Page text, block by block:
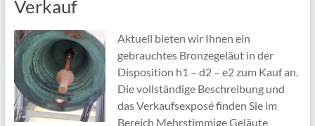
Verkauf
Aktuell bieten wir Ihnen ein
gebrauchtes Bronzegeläut in der
Disposition h1 – d2 – e2 zum Kauf an.
Die vollständige Beschreibung und
das Verkaufsexposé finden Sie im
Bereich Mehrstimmige Geläute